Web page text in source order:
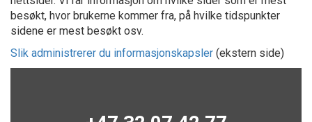
besøkt, hvor brukerne kommer fra, på hvilke tidspunkter
sidene er mest besøkt osv.
Slik administrerer du informasjonskapsler (ekstern side)